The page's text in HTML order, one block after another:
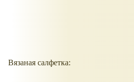
Вязаная салфетка: